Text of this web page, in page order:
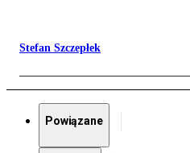
Stefan Szczepłek
Powiązane